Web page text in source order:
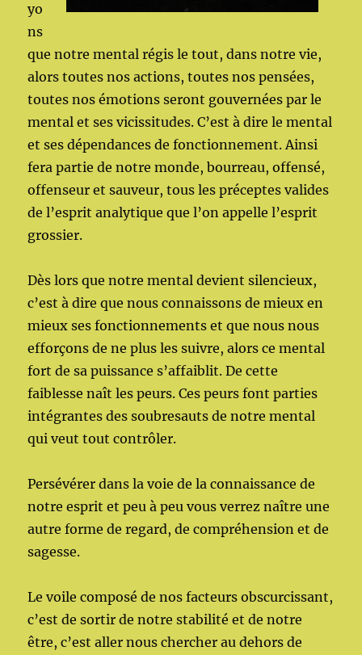
yo
ns
que notre mental régis le tout, dans notre vie,
alors toutes nos actions, toutes nos pensées,
toutes nos émotions seront gouvernées par le
mental et ses vicissitudes. C’est à dire le mental
et ses dépendances de fonctionnement. Ainsi
fera partie de notre monde, bourreau, offensé,
offenseur et sauveur, tous les préceptes valides
de l’esprit analytique que l’on appelle l’esprit
grossier.
Dès lors que notre mental devient silencieux,
c’est à dire que nous connaissons de mieux en
mieux ses fonctionnements et que nous nous
efforçons de ne plus les suivre, alors ce mental
fort de sa puissance s’affaiblit. De cette
faiblesse naît les peurs. Ces peurs font parties
intégrantes des soubresauts de notre mental
qui veut tout contrôler.
Persévérer dans la voie de la connaissance de
notre esprit et peu à peu vous verrez naître une
autre forme de regard, de compréhension et de
sagesse.
Le voile composé de nos facteurs obscurcissant,
c’est de sortir de notre stabilité et de notre
être, c’est aller nous chercher au dehors de